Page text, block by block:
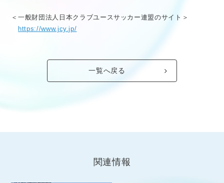
＜一般財団法人日本クラブユースサッカー連盟のサイト＞
https://www.jcy.jp/
一覧へ戻る
関連情報